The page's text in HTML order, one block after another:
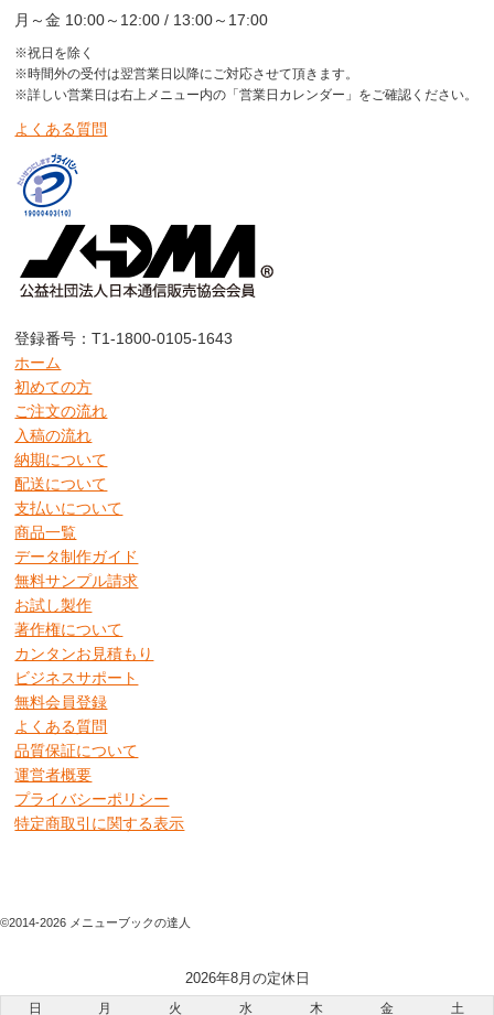
月～金 10:00～12:00 / 13:00～17:00
※祝日を除く
※時間外の受付は翌営業日以降にご対応させて頂きます。
※詳しい営業日は右上メニュー内の「営業日カレンダー」をご確認ください。
よくある質問
登録番号：T1-1800-0105-1643
ホーム
初めての方
ご注文の流れ
入稿の流れ
納期について
配送について
支払いについて
商品一覧
データ制作ガイド
無料サンプル請求
お試し製作
著作権について
カンタンお見積もり
ビジネスサポート
無料会員登録
よくある質問
品質保証について
運営者概要
プライバシーポリシー
特定商取引に関する表示
©2014-2026 メニューブックの達人
2026年8月の定休日
日 月 火 水 木 金 土